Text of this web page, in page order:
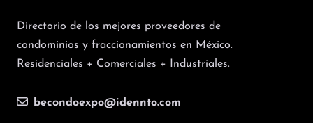
Directorio de los mejores proveedores de
condominios y fraccionamientos en México.
Residenciales + Comerciales + Industriales.
becondoexpo@idennto.com